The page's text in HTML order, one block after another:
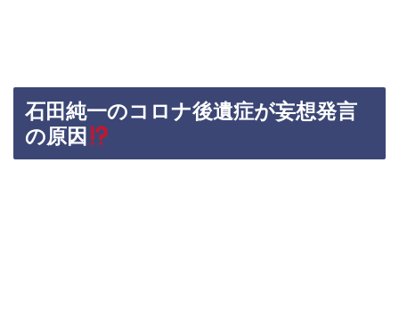
石田純一のコロナ後遺症が妄想発言
の原因